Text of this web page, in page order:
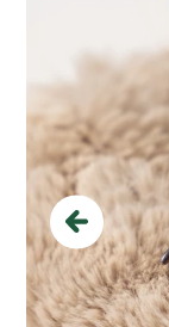
Previous